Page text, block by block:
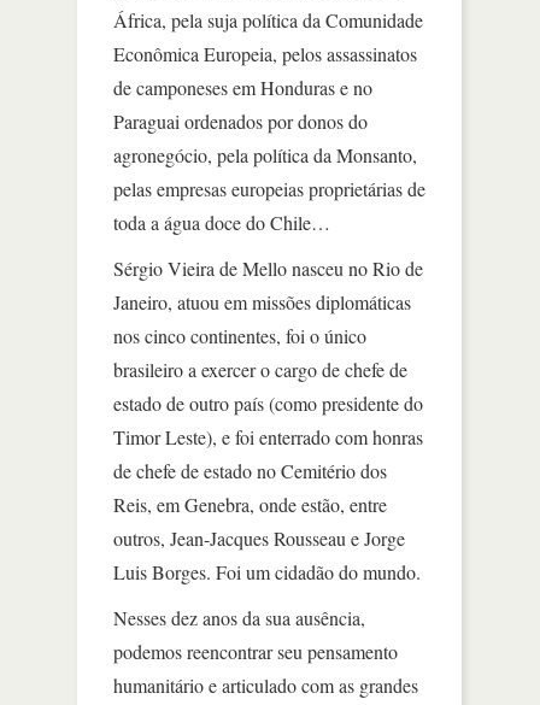
África, pela suja política da Comunidade
Econômica Europeia, pelos assassinatos
de camponeses em Honduras e no
Paraguai ordenados por donos do
agronegócio, pela política da Monsanto,
pelas empresas europeias proprietárias de
toda a água doce do Chile…
Sérgio Vieira de Mello nasceu no Rio de
Janeiro, atuou em missões diplomáticas
nos cinco continentes, foi o único
brasileiro a exercer o cargo de chefe de
estado de outro país (como presidente do
Timor Leste), e foi enterrado com honras
de chefe de estado no Cemitério dos
Reis, em Genebra, onde estão, entre
outros, Jean-Jacques Rousseau e Jorge
Luis Borges. Foi um cidadão do mundo.
Nesses dez anos da sua ausência,
podemos reencontrar seu pensamento
humanitário e articulado com as grandes